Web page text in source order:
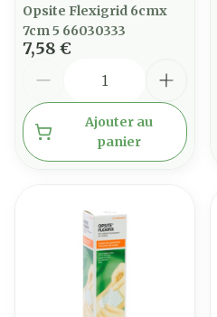
Opsite Flexigrid 6cmx
7cm 5 66030333
7,58 €
Ajouter au
panier